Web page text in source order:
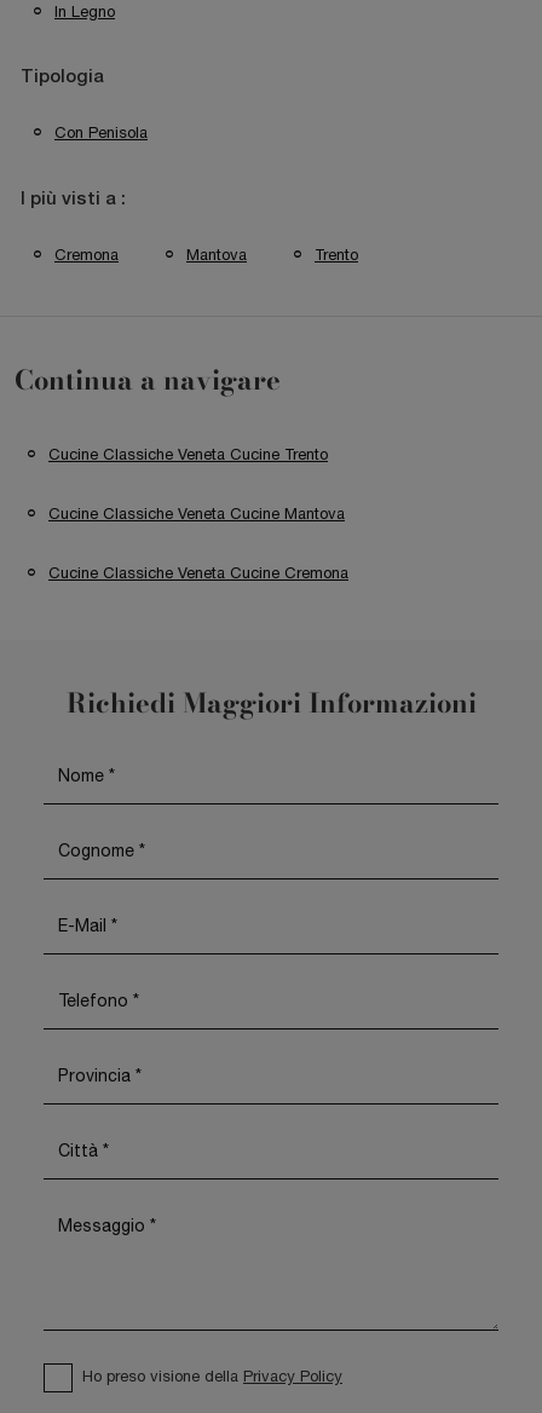
In Legno
Tipologia
Con Penisola
I più visti a :
Cremona Mantova Trento
Continua a navigare
Cucine Classiche Veneta Cucine Trento
Cucine Classiche Veneta Cucine Mantova
Cucine Classiche Veneta Cucine Cremona
Richiedi Maggiori Informazioni
Ho preso visione della Privacy Policy